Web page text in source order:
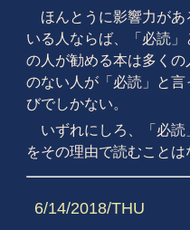
ほんとうに影響力が
いる人ならば、「必読
の人が勧める本は多く
のない人が「必読」と
びでしかない。
いずれにしろ、「必
をその理由で読むことは
6/14/2018/THU